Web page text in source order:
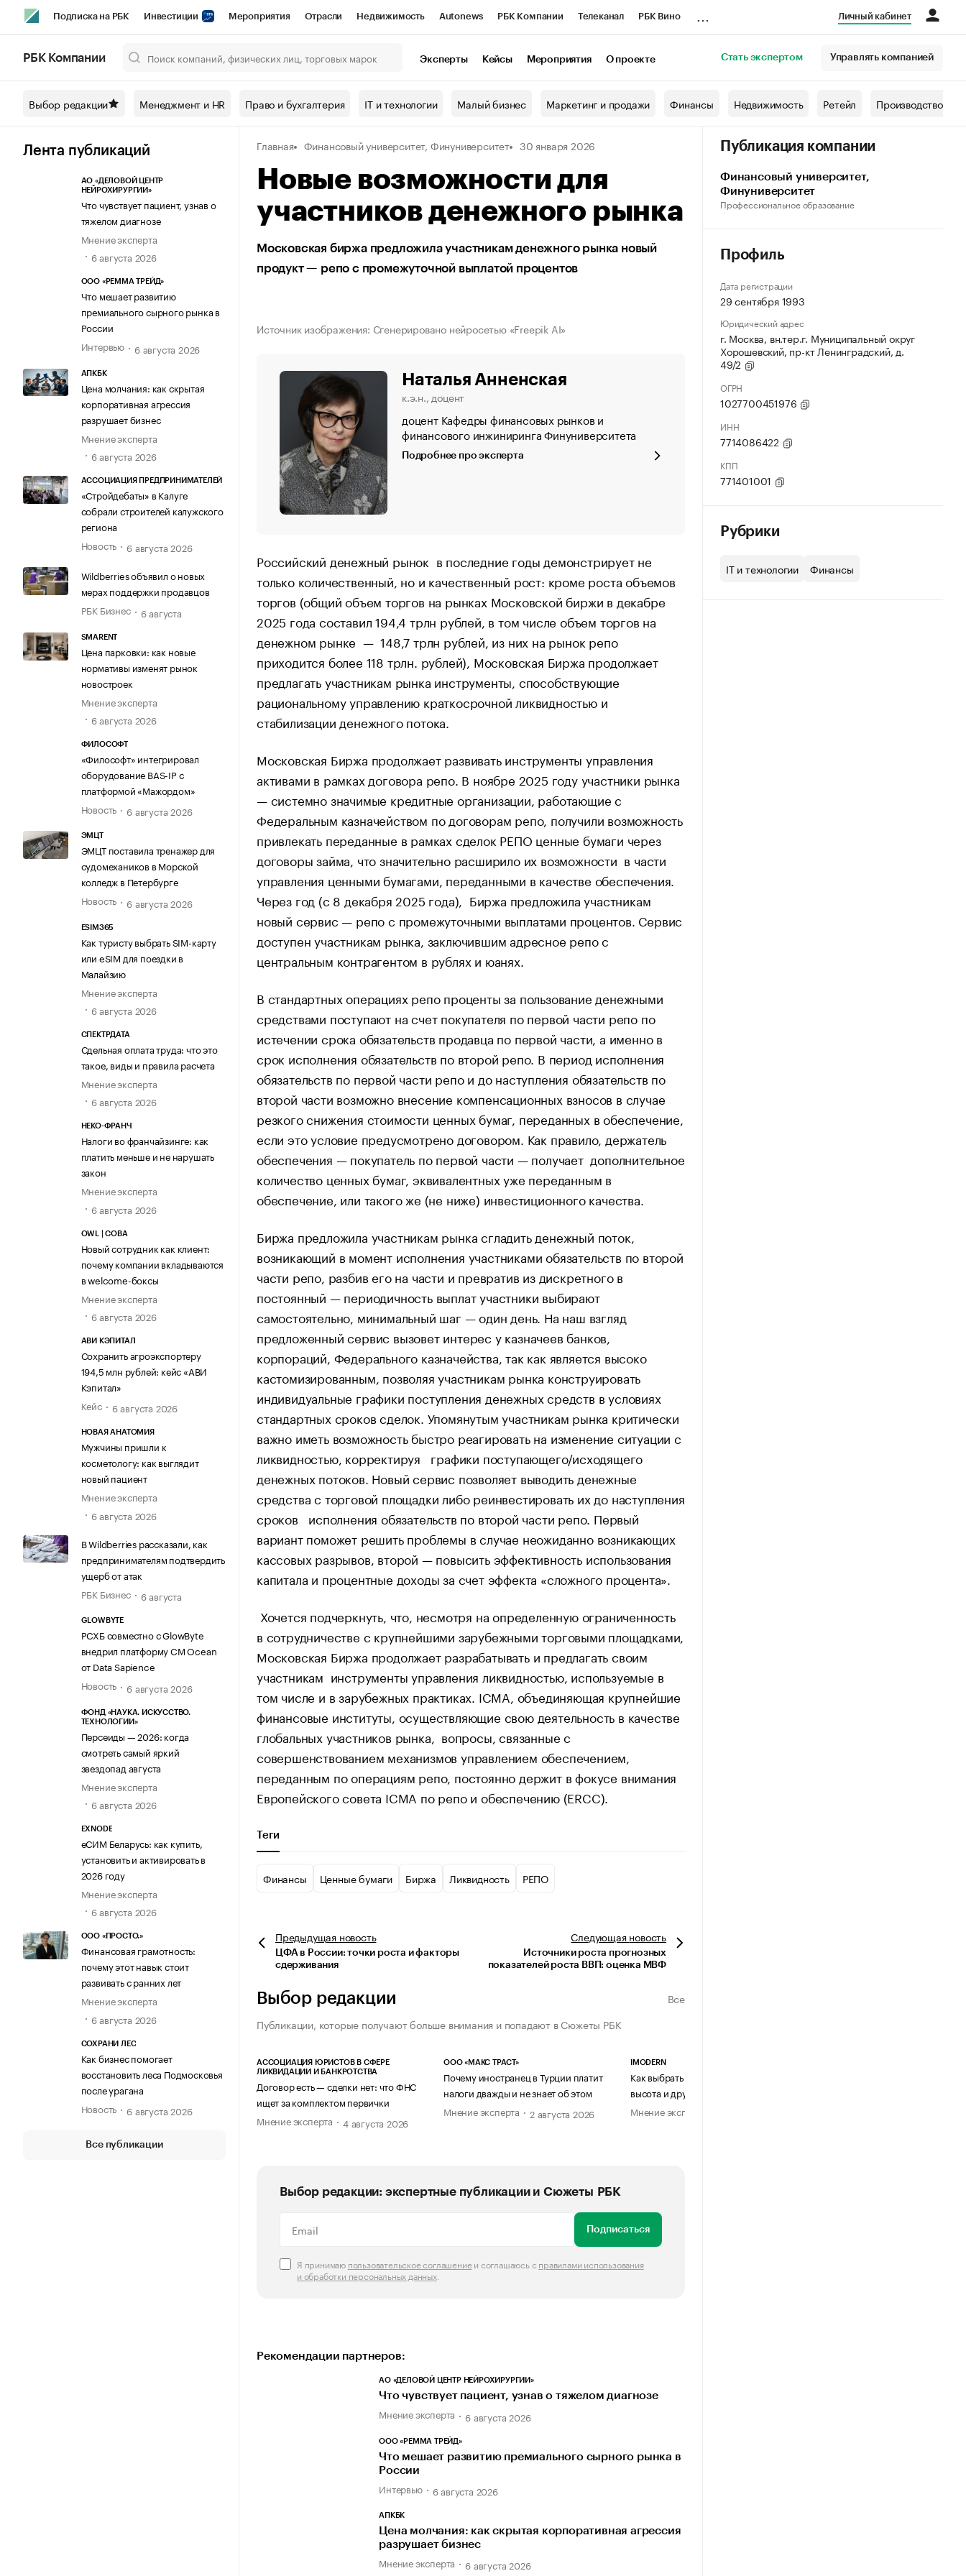
Подписка на РБК Инвестиции Мероприятия Отрасли Недвижимость Autonews РБК Компании Телеканал РБК Вино
Спецпроекты СПб Конференции СПб Спецпроекты Проверка контрагентов
Технологии и медиа Рынок наличной валюты
Личный кабинет
РБК Компании Эксперты Кейсы Мероприятия О проекте Стать экспертом Управлять компанией
Выбор редакции Менеджмент и HR Право и бухгалтерия IT и технологии Малый бизнес Маркетинг и продажи Финансы Недвижимость Ретейл Производство
Лента публикаций
АО «ДЕЛОВОЙ ЦЕНТР
НЕЙРОХИРУРГИИ»
Что чувствует пациент, узнав о
тяжелом диагнозе
Мнение эксперта
6 августа 2026
ООО «РЕММА ТРЕЙД»
Что мешает развитию
премиального сырного рынка в
России
Интервью
6 августа 2026
АПКБК
Цена молчания: как скрытая
корпоративная агрессия
разрушает бизнес
Мнение эксперта
6 августа 2026
АССОЦИАЦИЯ ПРЕДПРИНИМАТЕЛЕЙ
«Стройдебаты» в Калуге
собрали строителей калужского
региона
Новость
6 августа 2026
Wildberries объявил о новых
мерах поддержки продавцов
РБК Бизнес
6 августа
SMARENT
Цена парковки: как новые
нормативы изменят рынок
новостроек
Мнение эксперта
6 августа 2026
ФИЛОСОФТ
«Философт» интегрировал
оборудование BAS-IP с
платформой «Мажордом»
Новость
6 августа 2026
ЭМЦТ
ЭМЦТ поставила тренажер для
судомехаников в Морской
колледж в Петербурге
Новость
6 августа 2026
ESIM365
Как туристу выбрать SIM-карту
или eSIM для поездки в
Малайзию
Мнение эксперта
6 августа 2026
СПЕКТРДАТА
Сдельная оплата труда: что это
такое, виды и правила расчета
Мнение эксперта
6 августа 2026
НЕКО-ФРАНЧ
Налоги во франчайзинге: как
платить меньше и не нарушать
закон
Мнение эксперта
6 августа 2026
OWL | СОВА
Новый сотрудник как клиент:
почему компании вкладываются
в welcome-боксы
Мнение эксперта
6 августа 2026
АВИ КЭПИТАЛ
Сохранить агроэкспортеру
194,5 млн рублей: кейс «АВИ
Кэпитал»
Кейс
6 августа 2026
НОВАЯ АНАТОМИЯ
Мужчины пришли к
косметологу: как выглядит
новый пациент
Мнение эксперта
6 августа 2026
В Wildberries рассказали, как
предпринимателям подтвердить
ущерб от атак
РБК Бизнес
6 августа
GLOWBYTE
РСХБ совместно с GlowByte
внедрил платформу CM Ocean
от Data Sapience
Новость
6 августа 2026
ФОНД «НАУКА. ИСКУССТВО.
ТЕХНОЛОГИИ»
Персеиды — 2026: когда
смотреть самый яркий
звездопад августа
Мнение эксперта
6 августа 2026
EXNODE
еСИМ Беларусь: как купить,
установить и активировать в
2026 году
Мнение эксперта
6 августа 2026
ООО «ПРОСТО.»
Финансовая грамотность:
почему этот навык стоит
развивать с ранних лет
Мнение эксперта
6 августа 2026
СОХРАНИ ЛЕС
Как бизнес помогает
восстановить леса Подмосковья
после урагана
Новость
6 августа 2026
Все публикации
Главная Финансовый университет, Финуниверситет 30 января 2026
Новые возможности для
участников денежного рынка
Московская биржа предложила участникам денежного рынка новый
продукт — репо с промежуточной выплатой процентов
Источник изображения: Сгенерировано нейросетью «Freepik AI»
Наталья Анненская
к.э.н., доцент
доцент Кафедры финансовых рынков и
финансового инжиниринга Финуниверситета
Подробнее про эксперта
Российский денежный рынок в последние годы демонстрирует не
только количественный, но и качественный рост: кроме роста объемов
торгов (общий объем торгов на рынках Московской биржи в декабре
2025 года составил 194,4 трлн рублей, в том числе объем торгов на
денежном рынке — 148,7 трлн рублей, из них на рынок репо
приходится более 118 трлн. рублей), Московская Биржа продолжает
предлагать участникам рынка инструменты, способствующие
рациональному управлению краткосрочной ликвидностью и
стабилизации денежного потока.
Московская Биржа продолжает развивать инструменты управления
активами в рамках договора репо. В ноябре 2025 году участники рынка
— системно значимые кредитные организации, работающие с
Федеральным казначейством по договорам репо, получили возможность
привлекать переданные в рамках сделок РЕПО ценные бумаги через
договоры займа, что значительно расширило их возможности в части
управления ценными бумагами, переданными в качестве обеспечения.
Через год (с 8 декабря 2025 года), Биржа предложила участникам
новый сервис — репо с промежуточными выплатами процентов. Сервис
доступен участникам рынка, заключившим адресное репо с
центральным контрагентом в рублях и юанях.
В стандартных операциях репо проценты за пользование денежными
средствами поступают на счет покупателя по первой части репо по
истечении срока обязательств продавца по первой части, а именно в
срок исполнения обязательств по второй репо. В период исполнения
обязательств по первой части репо и до наступления обязательств по
второй части возможно внесение компенсационных взносов в случае
резкого снижения стоимости ценных бумаг, переданных в обеспечение,
если это условие предусмотрено договором. Как правило, держатель
обеспечения — покупатель по первой части — получает дополнительное
количество ценных бумаг, эквивалентных уже переданным в
обеспечение, или такого же (не ниже) инвестиционного качества.
Биржа предложила участникам рынка сгладить денежный поток,
возникающий в момент исполнения участниками обязательств по второй
части репо, разбив его на части и превратив из дискретного в
постоянный — периодичность выплат участники выбирают
самостоятельно, минимальный шаг — один день. На наш взгляд
предложенный сервис вызовет интерес у казначеев банков,
корпораций, Федерального казначейства, так как является высоко
кастомизированным, позволяя участникам рынка конструировать
индивидуальные графики поступления денежных средств в условиях
стандартных сроков сделок. Упомянутым участникам рынка критически
важно иметь возможность быстро реагировать на изменение ситуации с
ликвидностью, корректируя графики поступающего/исходящего
денежных потоков. Новый сервис позволяет выводить денежные
средства с торговой площадки либо реинвестировать их до наступления
сроков исполнения обязательств по второй части репо. Первый
вариант поможет решить проблемы в случае неожиданно возникающих
кассовых разрывов, второй — повысить эффективность использования
капитала и процентные доходы за счет эффекта «сложного процента».
Хочется подчеркнуть, что, несмотря на определенную ограниченность
в сотрудничестве с крупнейшими зарубежными торговыми площадками,
Московская Биржа продолжает разрабатывать и предлагать своим
участникам инструменты управления ликвидностью, используемые в
том числе и в зарубежных практиках. ICMA, объединяющая крупнейшие
финансовые институты, осуществляющие свою деятельность в качестве
глобальных участников рынка, вопросы, связанные с
совершенствованием механизмов управлением обеспечением,
переданным по операциям репо, постоянно держит в фокусе внимания
Европейского совета ICMA по репо и обеспечению (ERCC).
Теги
Финансы Ценные бумаги Биржа Ликвидность РЕПО
Предыдущая новость
ЦФА в России: точки роста и факторы
сдерживания
Следующаяновость
Источники роста прогнозных
показателей роста ВВП: оценка МВФ
Выбор редакции
Все
Публикации, которые получают больше внимания и попадают в Сюжеты РБК
АССОЦИАЦИЯ ЮРИСТОВ В СФЕРЕ
ЛИКВИДАЦИИ И БАНКРОТСТВА
Договор есть — сделки нет: что ФНС
ищет за комплектом первички
Мнение эксперта
4 августа 2026
ООО «МАКС ТРАСТ»
Почему иностранец в Турции платит
налоги дважды и не знает об этом
Мнение эксперта
2 августа 2026
IMODERN
Как выбрать журнальный столик:
высота и другие ключевые параметры
Мнение эксперта
Выбор редакции: экспертные публикации и Сюжеты РБК
Подписаться
Я принимаю пользовательское соглашениеи соглашаюсь с правилами использования
и обработки персональных данных.
Рекомендации партнеров:
АО «ДЕЛОВОЙ ЦЕНТР НЕЙРОХИРУРГИИ»
Что чувствует пациент, узнав о тяжелом диагнозе
Мнение эксперта 6 августа 2026
ООО «РЕММА ТРЕЙД»
Что мешает развитию премиального сырного рынка в
России
Интервью 6 августа 2026
АПКБК
Цена молчания: как скрытая корпоративная агрессия
разрушает бизнес
Мнение эксперта 6 августа 2026
Публикация компании
Финансовый университет,
Финуниверситет
Профессиональное образование
Профиль
Дата регистрации
29 сентября 1993
Юридический адрес
г. Москва, вн.тер.г. Муниципальный округ
Хорошевский, пр-кт Ленинградский, д.
49/2
ОГРН
1027700451976
ИНН
7714086422
КПП
771401001
Рубрики
IT и технологии Финансы